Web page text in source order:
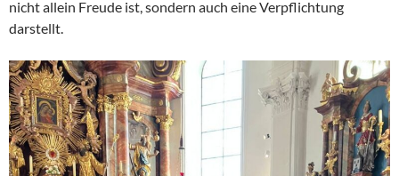
nicht allein Freude ist, sondern auch eine Verpflichtung
darstellt.